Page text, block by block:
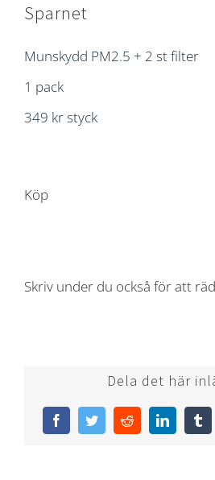
Sparnet
Munskydd PM2.5 + 2 st filter
1 pack
349 kr styck
Köp
Skriv under du också för att
Dela det här
FacebookTwitterRedditLinkedIn